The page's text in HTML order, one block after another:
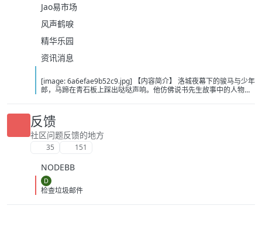
Jao易市场
风声鹤唳
精华乐园
资讯消息
[image: 6a6efae9b52c9.jpg] 【内容简介】 洛城夜幕下的骏马与少年
郎，马蹄在青石板上踩出哒哒声响。他仿佛说书先生故事中的人物，
的故事，待我慢慢说。 【下载地址】 百度：
https://pan.baidu.com/s/1itOGh3KBKMv6JfIHYQxwpQ?pwd=bcd2
夸克：https://pan.quark.cn/s/8375dbc46783?pwd=Tibp 移动：
https://yun.139.com/shareweb/#/w/i/2wFGUZhZz7Fr1
反馈
社区问题反馈的地方
35 151
NODEBB
D
检查垃圾邮件